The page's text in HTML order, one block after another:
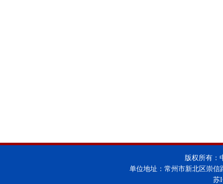
版权所有：
单位地址：常州市新北区崇
苏